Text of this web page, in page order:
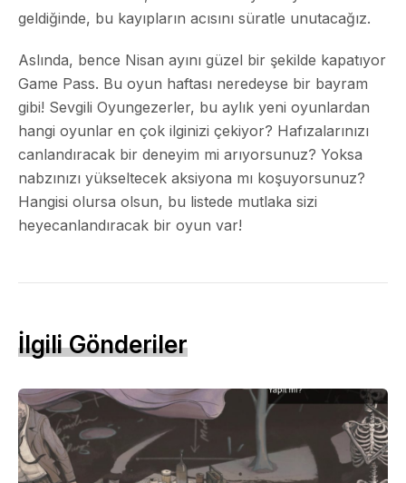
geldiğinde, bu kayıpların acısını süratle unutacağız.
Aslında, bence Nisan ayını güzel bir şekilde kapatıyor
Game Pass. Bu oyun haftası neredeyse bir bayram
gibi! Sevgili Oyungezerler, bu aylık yeni oyunlardan
hangi oyunlar en çok ilginizi çekiyor? Hafızalarınızı
canlandıracak bir deneyim mi arıyorsunuz? Yoksa
nabzınızı yükseltecek aksiyona mı koşuyorsunuz?
Hangisi olursa olsun, bu listede mutlaka sizi
heyecanlandıracak bir oyun var!
İlgili Gönderiler